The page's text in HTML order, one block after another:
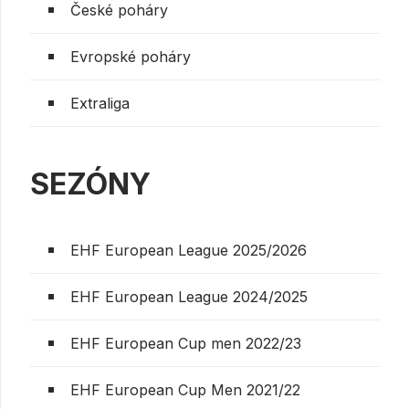
České poháry
Evropské poháry
Extraliga
SEZÓNY
EHF European League 2025/2026
EHF European League 2024/2025
EHF European Cup men 2022/23
EHF European Cup Men 2021/22